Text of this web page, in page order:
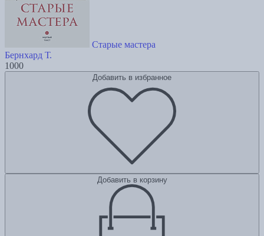
Старые мастера
Бернхард Т.
1000
Добавить в избранное
Добавить в корзину